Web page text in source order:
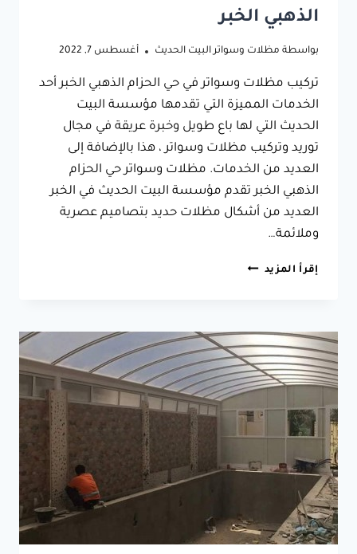
الذهبي الخبر
بواسطة مظلات وسواتر البيت الحديث أغسطس 7, 2022
تركيب مظلات وسواتر في حي الحزام الذهبي الخبر أحد
الخدمات المميزة التي تقدمها مؤسسة البيت
الحديث التي لها باع طويل وخبرة عريقة في مجال
توريد وتركيب مظلات وسواتر ، هذا بالإضافة إلى
العديد من الخدمات. مظلات وسواتر حي الحزام
الذهبي الخبر تقدم مؤسسة البيت الحديث في الخبر
العديد من أشكال مظلات حديد بتصاميم عصرية
وملائمة…
إقرأ المزيد تركيب
الحزام
الذهبي
الخبر